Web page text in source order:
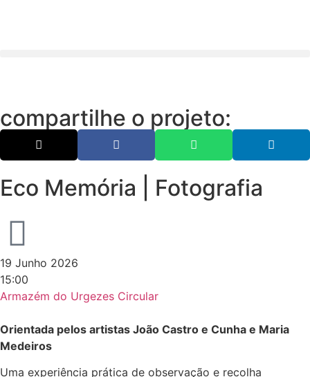
compartilhe o projeto:
Eco Memória | Fotografia
19 Junho 2026
15:00
Armazém do Urgezes Circular
Orientada pelos artistas João Castro e Cunha e Maria
Medeiros
Uma experiência prática de observação e recolha